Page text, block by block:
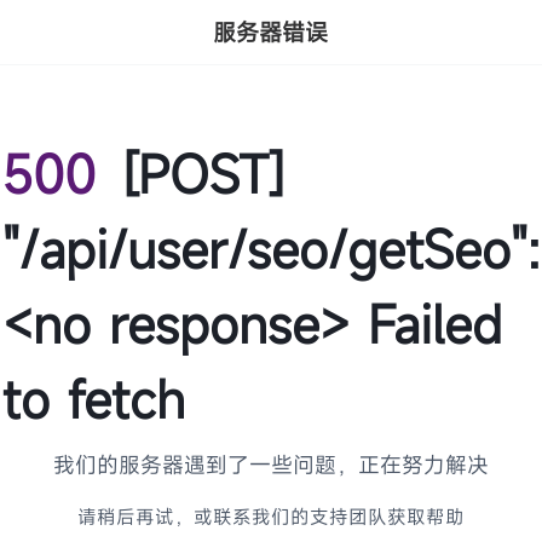
服务器错误
500 [POST]
"/api/user/seo/getSeo":
<no response> Failed
to fetch
我们的服务器遇到了一些问题，正在努力解决
请稍后再试，或联系我们的支持团队获取帮助